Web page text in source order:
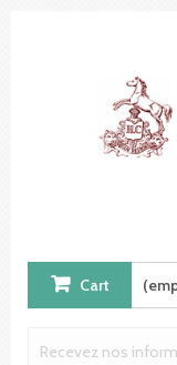
Cart